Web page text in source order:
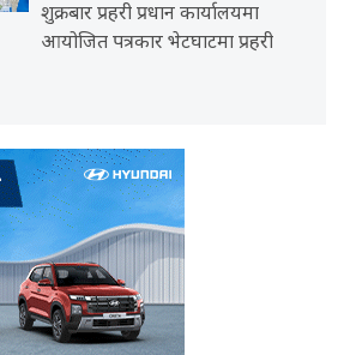
शुक्रबार प्रहरी प्रधान कार्यालयमा
आयोजित पत्रकार भेटघाटमा प्रहरी